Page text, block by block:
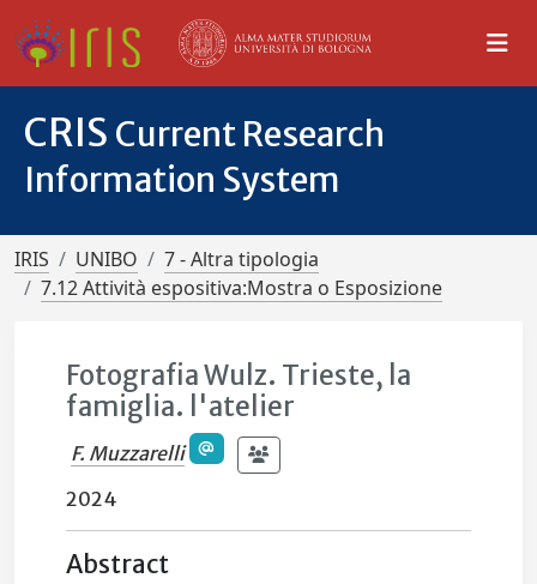
CRIS Current Research
Information System
IRIS UNIBO
7 - Altra tipologia
7.12 Attività espositiva:Mostra o Esposizione
Fotografia Wulz. Trieste, la
famiglia. l'atelier
F. Muzzarelli
2024
Abstract